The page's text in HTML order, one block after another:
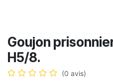
Goujon
H5/8.
(0 avis)